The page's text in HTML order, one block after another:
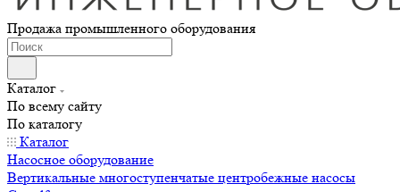
Продажа промышленного оборудования
Каталог
По всему сайту
По каталогу
Каталог
Насосное оборудование
Вертикальные многоступенчатые центробежные насосы